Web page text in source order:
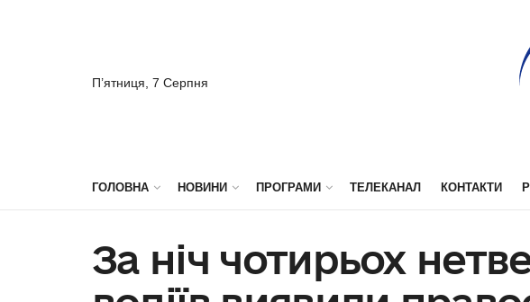
П’ятниця, 7 Серпня
ГОЛОВНА НОВИНИ ПРОГРАМИ ТЕЛЕКАНАЛ КОНТАКТИ
За ніч чотирьох